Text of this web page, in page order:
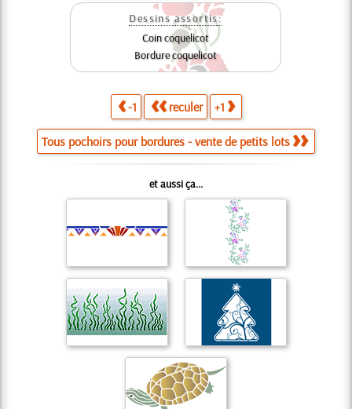
Dessins assortis:
Coin coquelicot
Bordure coquelicot
-1 reculer +1
Tous pochoirs pour bordures - vente de petits lots
et aussi ça...